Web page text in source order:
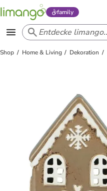
family
Shop Home & Living Dekoration